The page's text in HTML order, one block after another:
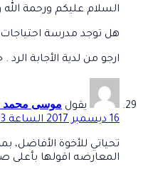
السلام عليكم ورحمة الله
هل توجد مدرسة
ارجو من لدية الأجابة الرد . جزاكم
يقول موسى محمد
16 ديسمبر 2017 الساعة 2:13 مساءً
تحياتي للأخوة
المعارضه اقولها بأعلى